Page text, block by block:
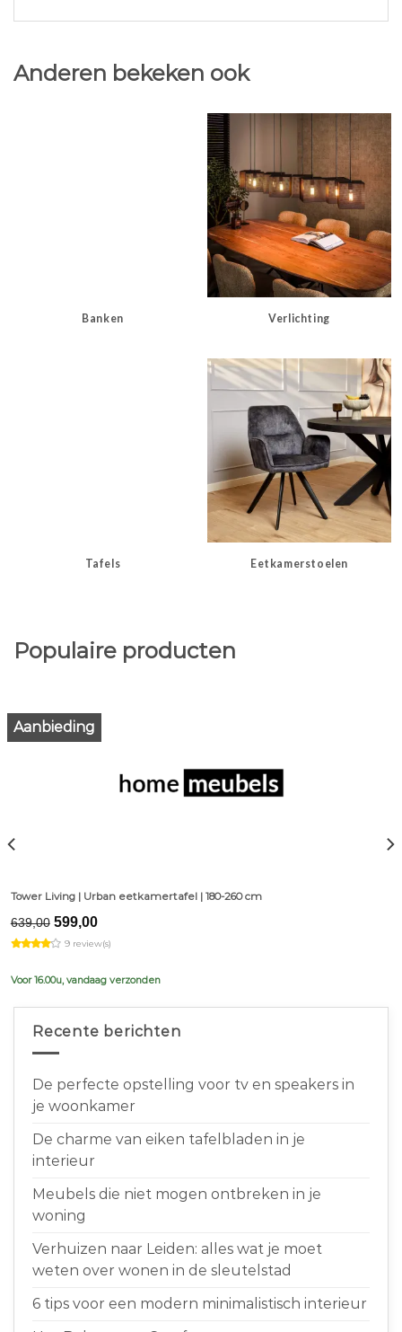
Anderen bekeken ook
Banken Verlichting
Tafels Eetkamerstoelen
Populaire producten
Aanbieding
Tower Living | Urban eetkamertafel | 180-260 cm
639,00 Original
price
was:
599,00Current
is:
9 review(s)
Voor 16.00u, vandaag verzonden
Recente berichten
De perfecte opstelling voor tv en speakers in
je woonkamer
De charme van eiken tafelbladen in je
interieur
Meubels die niet mogen ontbreken in je
woning
Verhuizen naar Leiden: alles wat je moet
weten over wonen in de sleutelstad
6 tips voor een modern minimalistisch interieur